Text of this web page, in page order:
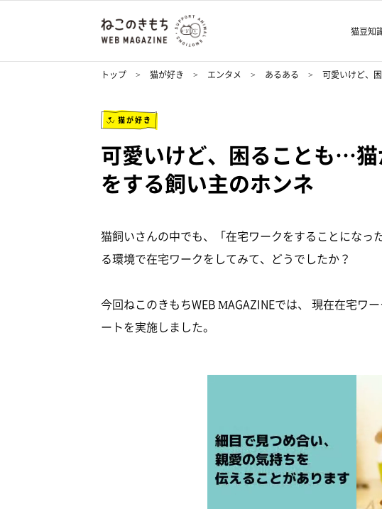
猫豆知
トップ 猫が好き エンタメ あるある 可愛いけど、
猫が好き
可愛いけど、困ることも…
をする飼い主のホンネ
猫飼いさんの中でも、「在宅ワークをすることになっ
る環境で在宅ワークをしてみて、どうでしたか？
今回ねこのきもちWEB MAGAZINEでは、 現在在宅ワ
ートを実施しました。